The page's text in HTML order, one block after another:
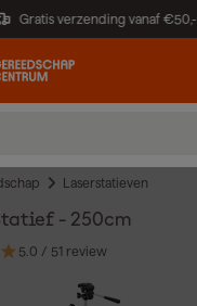
Gratis verzending vanaf €50,-
Laserstatieven
- 250cm
5.0 / 51 review